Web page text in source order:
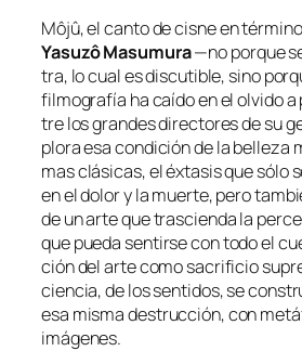
Môjû, el can­to de cis­ne en
Yasuzô Masumura—no por­que
tra, lo cual es dis­cu­ti­ble, sino
fil­mo­gra­fía ha caí­do en el ol­vi­do
tre los gran­des di­rec­to­res de su
plo­ra esa con­di­ción de la be­lle­za
mas clá­si­cas, el éx­ta­sis que só­lo
en el do­lor y la muer­te, pe­ro
de un ar­te que tras­cien­da la
que pue­da sen­tir­se con to­do el
ción del ar­te co­mo sa­cri­fi­cio
cien­cia, de los sen­ti­dos, se
esa mis­ma des­truc­ción, con
imágenes.